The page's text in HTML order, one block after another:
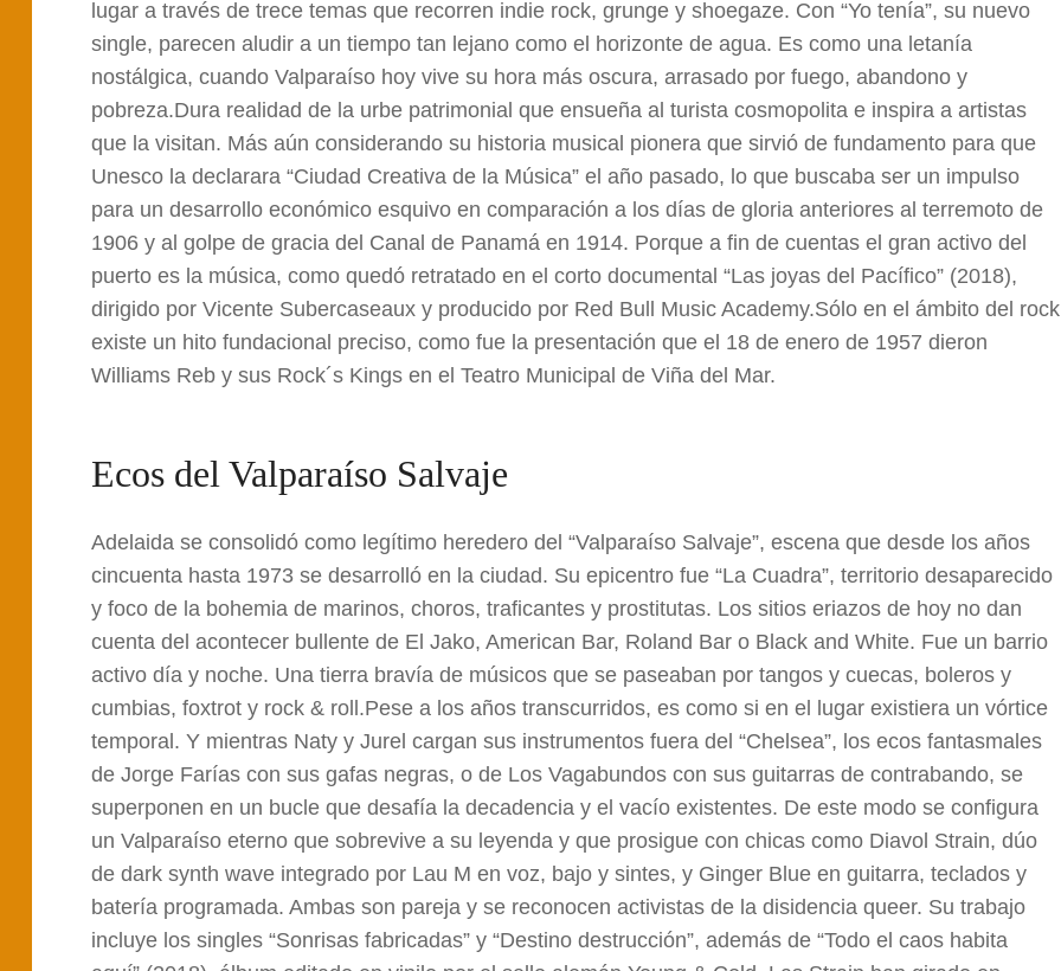
lugar a través de trece temas que recorren indie rock, grunge y shoegaze. Con “Yo tenía”, su nuevo
single, parecen aludir a un tiempo tan lejano como el horizonte de agua. Es como una letanía
nostálgica, cuando Valparaíso hoy vive su hora más oscura, arrasado por fuego, abandono y
pobreza.Dura realidad de la urbe patrimonial que ensueña al turista cosmopolita e inspira a artistas
que la visitan. Más aún considerando su historia musical pionera que sirvió de fundamento para que
Unesco la declarara “Ciudad Creativa de la Música” el año pasado, lo que buscaba ser un impulso
para un desarrollo económico esquivo en comparación a los días de gloria anteriores al terremoto de
1906 y al golpe de gracia del Canal de Panamá en 1914. Porque a fin de cuentas el gran activo del
puerto es la música, como quedó retratado en el corto documental “Las joyas del Pacífico” (2018),
dirigido por Vicente Subercaseaux y producido por Red Bull Music Academy.Sólo en el ámbito del rock
existe un hito fundacional preciso, como fue la presentación que el 18 de enero de 1957 dieron
Williams Reb y sus Rock´s Kings en el Teatro Municipal de Viña del Mar.
Ecos del Valparaíso Salvaje
Adelaida se consolidó como legítimo heredero del “Valparaíso Salvaje”, escena que desde los años
cincuenta hasta 1973 se desarrolló en la ciudad. Su epicentro fue “La Cuadra”, territorio desaparecido
y foco de la bohemia de marinos, choros, traficantes y prostitutas. Los sitios eriazos de hoy no dan
cuenta del acontecer bullente de El Jako, American Bar, Roland Bar o Black and White. Fue un barrio
activo día y noche. Una tierra bravía de músicos que se paseaban por tangos y cuecas, boleros y
cumbias, foxtrot y rock & roll.Pese a los años transcurridos, es como si en el lugar existiera un vórtice
temporal. Y mientras Naty y Jurel cargan sus instrumentos fuera del “Chelsea”, los ecos fantasmales
de Jorge Farías con sus gafas negras, o de Los Vagabundos con sus guitarras de contrabando, se
superponen en un bucle que desafía la decadencia y el vacío existentes. De este modo se configura
un Valparaíso eterno que sobrevive a su leyenda y que prosigue con chicas como Diavol Strain, dúo
de dark synth wave integrado por Lau M en voz, bajo y sintes, y Ginger Blue en guitarra, teclados y
batería programada. Ambas son pareja y se reconocen activistas de la disidencia queer. Su trabajo
incluye los singles “Sonrisas fabricadas” y “Destino destrucción”, además de “Todo el caos habita